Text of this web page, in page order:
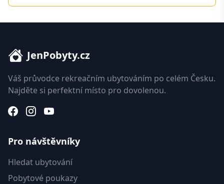
JenPobyty.cz
Váš průvodce rekreačním ubytováním po celém Česku.
Najděte si perfektní místo pro dovolenou.
Pro návštěvníky
Hledat ubytování
Pobytové poukazy